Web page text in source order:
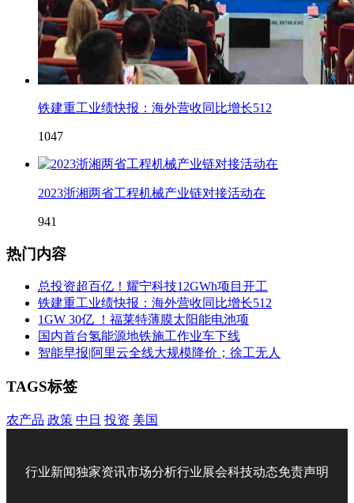
铁建重工业绩快报：海外营收同比增长512
1047
2023浙湘两省工程机械产业链对接活动在
941
热门内容
总投资超百亿！耀宁科技12GWh项目开工
铁建重工业绩快报：海外营收同比增长512
1GW 30亿 ！福莱特薄膜太阳能电池项
国内首台氢能源地铁施工作业车下线
智能早报|阿里云全线大规模降价；徐工无人
TAGS标签
农产品 政策 中日 投资 美国
行业新闻独家资讯市场分析行业展会科技动态免责声明